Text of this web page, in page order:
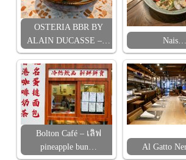
OSTERIA BBR BY
ALAIN DUCASSE –…
Nais…
Bolton Café – เลิฟ
pineapple bun…
Al Gatto